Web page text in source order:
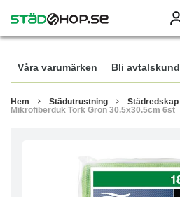
Våra varumärken Bli avtalskund
Hem Städutrustning Städredskap
Mikrofiberduk Tork Grön 30.5x30.5cm 6st